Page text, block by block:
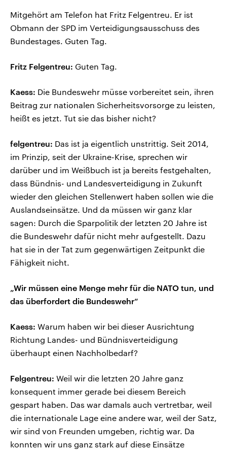
Mitgehört am Telefon hat Fritz Felgentreu. Er ist
Obmann der SPD im Verteidigungsausschuss des
Bundestages. Guten Tag.
Fritz Felgentreu: Guten Tag.
Kaess: Die Bundeswehr müsse vorbereitet sein, ihren
Beitrag zur nationalen Sicherheitsvorsorge zu leisten,
heißt es jetzt. Tut sie das bisher nicht?
felgentreu: Das ist ja eigentlich unstrittig. Seit 2014,
im Prinzip, seit der Ukraine-Krise, sprechen wir
darüber und im Weißbuch ist ja bereits festgehalten,
dass Bündnis- und Landesverteidigung in Zukunft
wieder den gleichen Stellenwert haben sollen wie die
Auslandseinsätze. Und da müssen wir ganz klar
sagen: Durch die Sparpolitik der letzten 20 Jahre ist
die Bundeswehr dafür nicht mehr aufgestellt. Dazu
hat sie in der Tat zum gegenwärtigen Zeitpunkt die
Fähigkeit nicht.
„Wir müssen eine Menge mehr für die NATO tun, und
das überfordert die Bundeswehr“
Kaess: Warum haben wir bei dieser Ausrichtung
Richtung Landes- und Bündnisverteidigung
überhaupt einen Nachholbedarf?
Felgentreu: Weil wir die letzten 20 Jahre ganz
konsequent immer gerade bei diesem Bereich
gespart haben. Das war damals auch vertretbar, weil
die internationale Lage eine andere war, weil der Satz,
wir sind von Freunden umgeben, richtig war. Da
konnten wir uns ganz stark auf diese Einsätze